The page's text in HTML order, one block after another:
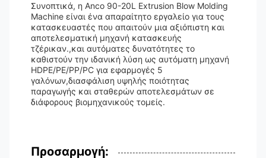
Συνοπτικά, η Anco 90-20L Extrusion Blow Molding
Machine είναι ένα απαραίτητο εργαλείο για τους
κατασκευαστές που απαιτούν μια αξιόπιστη και
αποτελεσματική μηχανή κατασκευής
τζέρικαν.,και αυτόματες δυνατότητες το
καθιστούν την ιδανική λύση ως αυτόματη μηχανή
HDPE/PE/PP/PC για εφαρμογές 5
γαλόνων,διασφάλιση υψηλής ποιότητας
παραγωγής και σταθερών αποτελεσμάτων σε
διάφορους βιομηχανικούς τομείς.
Προσαρμογή: